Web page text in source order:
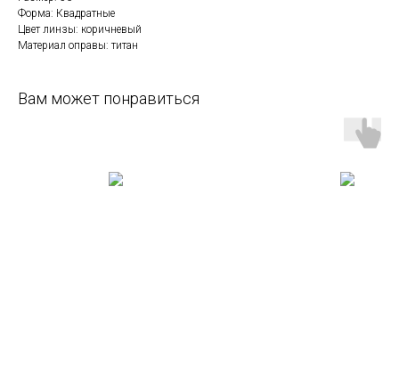
Форма: Квадратные
Цвет линзы: коричневый
Материал оправы: титан
Вам может понравиться